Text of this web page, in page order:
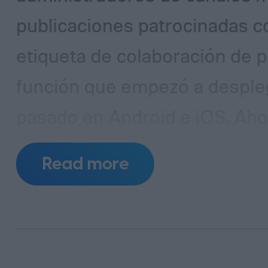
publicaciones patrocinadas
etiqueta de colaboración de
preparando algo similar, pero
para medios generados por
Read more